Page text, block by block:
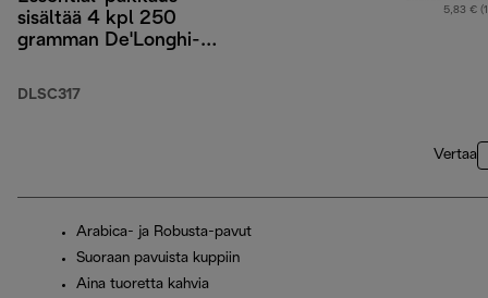
sisältää 4 kpl 250
gramman De'Longhi-
Cappuccino-laseja ja
DLSC317
5,83 €
Vertaa
Arabica- ja Robusta-pavut
Suoraan pavuista kuppiin
Aina tuoretta kahvia